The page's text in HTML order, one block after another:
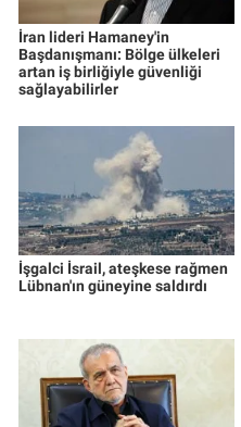
İran lideri Hamaney'in
Başdanışmanı: Bölge ülkeleri
artan iş birliğiyle güvenliği
sağlayabilirler
İşgalci İsrail, ateşkese rağmen
Lübnan'ın güneyine saldırdı